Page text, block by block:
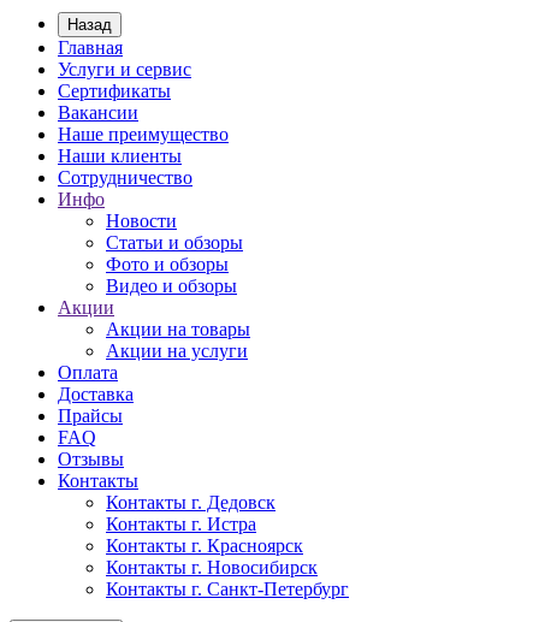
Назад
Главная
Услуги и сервис
Сертификаты
Вакансии
Наше преимущество
Наши клиенты
Сотрудничество
Инфо
Новости
Статьи и обзоры
Фото и обзоры
Видео и обзоры
Акции
Акции на товары
Акции на услуги
Оплата
Доставка
Прайсы
FAQ
Отзывы
Контакты
Контакты г. Дедовск
Контакты г. Истра
Контакты г. Красноярск
Контакты г. Новосибирск
Контакты г. Санкт-Петербург